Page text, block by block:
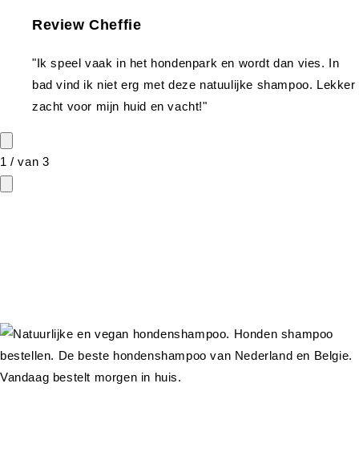
Review Cheffie
"Ik speel vaak in het hondenpark en wordt dan vies. In
bad vind ik niet erg met deze natuulijke shampoo. Lekker
zacht voor mijn huid en vacht!"
1 /van 3